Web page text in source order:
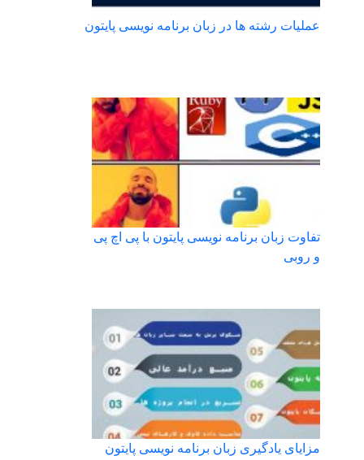
عملیات رشته ها در زبان برنامه نویسی پایتون
تفاوت زبان برنامه نویسی پایتون با پی اچ پی
و روبی
مزایای یادگیری زبان برنامه نویسی پایتون